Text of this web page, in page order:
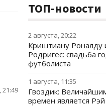
21:49
ТОП-новости
2 августа, 20:22
Криштиану
Родригес: свадьба
футболиста
1 августа, 11:35
Гвоздик:
времен является